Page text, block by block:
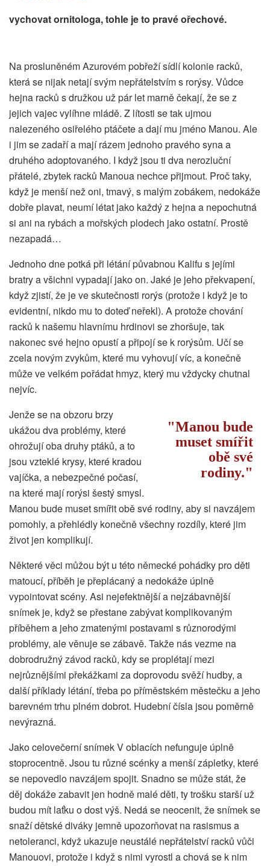
vychovat ornitologa, tohle je to pravé ořechové.
Na prosluněném Azurovém pobřeží sídlí kolonie racků,
která se nijak netají svým nepřátelstvím s rorýsy. Vůdce
hejna racků s družkou už pár let marně čekají, že se z
jejich vajec vylíhne mládě. Z lítosti se tak ujmou
nalezeného osiřelého ptáčete a dají mu jméno Manou. Ale
i jim se zadaří a mají rázem jednoho pravého syna a
druhého adoptovaného. I když jsou ti dva nerozluční
přátelé, zbytek racků Manoua nechce přijmout. Proč taky,
když je menší než oni, tmavý, s malým zobákem, nedokáže
dobře plavat, neumí létat jako každý z hejna a nepochutná
si ani na rybách a mořských plodech jako ostatní. Prostě
nezapadá…
Jednoho dne potká při létání půvabnou Kalifu s jejími
bratry a všichni vypadají jako on. Jaké je jeho překvapení,
když zjistí, že je ve skutečnosti rorýs (protože i když je to
evidentní, nikdo mu to doteď neřekl). A protože chování
racků k našemu hlavnímu hrdinovi se zhoršuje, tak
nakonec své hejno opustí a připojí se k rorýsům. Učí se
zcela novým zvykům, které mu vyhovují víc, a konečně
může ve velkém pořádat hmyz, který mu vždycky chutnal
nejvíc.
Manou bude
muset smířit
obě své
rodiny.
Jenže se na obzoru brzy
ukážou dva problémy, které
ohrožují oba druhy ptáků, a to
jsou vzteklé krysy, které kradou
vajíčka, a nebezpečné počasí,
na které mají rorýsi šestý smysl.
Manou bude muset smířit obě své rodiny, aby si navzájem
pomohly, a přehlédly konečně všechny rozdíly, které jim
život jen komplikují.
Některé věci můžou být u této německé pohádky pro děti
matoucí, příběh je přeplácaný a nedokáže úplně
vypointovat scény. Asi nejefektnější a nejzábavnější
snímek je, když se přestane zabývat komplikovaným
příběhem a jeho zmatenými postavami s různorodými
problémy, ale věnuje se zábavě. Takže nás vezme na
dobrodružný závod racků, kdy se proplétají mezi
nejrůznějšími překážkami za doprovodu svěží hudby, a
další příklady létání, třeba po příměstském městečku a jeho
barevném trhu plném dobrot. Hudební čísla jsou poměrně
nevýrazná.
Jako celovečerní snímek V oblacích nefunguje úplně
stoprocentně. Jsou tu různé scénky a menší zápletky, které
se nepovedlo navzájem spojit. Snadno se může stát, že
děj dokáže zabavit jen hodně malé děti, ty trošku starší už
budou mít laťku o dost výš. Nedá se neocenit, že snímek se
snaží dětské diváky jemně upozorňovat na rasismus a
netoleranci, když ukazuje neustálé nepřátelství racků vůči
Manouovi, protože i když s nimi vyrostl a chová se k nim